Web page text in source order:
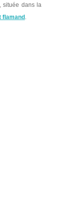
située dans la
flamand .